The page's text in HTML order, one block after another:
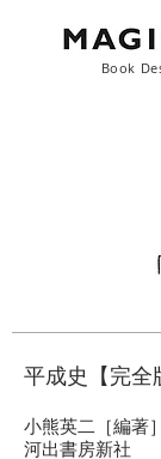
Book
平成史【完全
小熊英二［編著］
河出書房新社